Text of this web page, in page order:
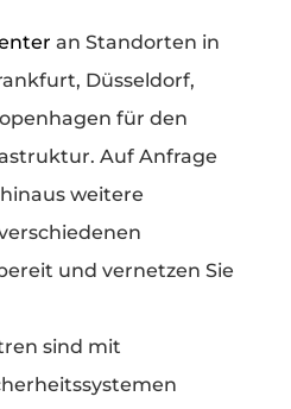
an Standorten in
Düsseldorf,
für den
Auf Anfrage
weitere
und vernetzen Sie
sind mit